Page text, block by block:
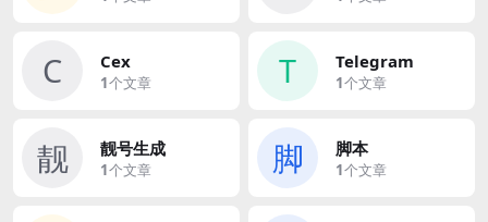
C Cex
1个文章 T Telegram
1个文章
靓 靓号生成
1个文章 脚 脚本
1个文章